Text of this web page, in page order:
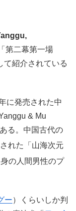
第二幕第一場
て紹介されている
に発売された中
& Mu
る。中国古代の
れた「山海次元
の人間男性のプ
ー）くらいしか判